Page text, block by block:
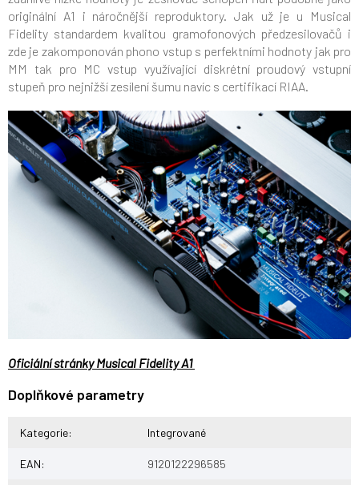
originální A1 i náročnější reproduktory. Jak už je u Musical
Fidelity standardem kvalitou gramofonových předzesilovačů i
zde je zakomponován phono vstup s perfektními hodnoty jak pro
MM tak pro MC vstup využívající diskrétní proudový vstupní
stupeň pro nejnižší zesílení šumu navíc s certifikací RIAA.
Oficiální stránky Musical Fidelity A1
Doplňkové parametry
Kategorie: Integrované
EAN: 9120122296585